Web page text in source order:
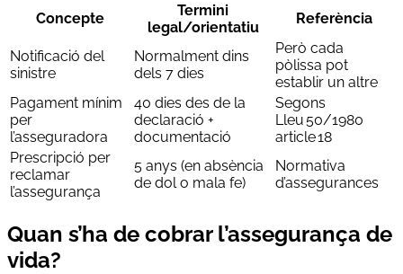
Concepte
Termini
legal/orientatiu
Referència
Notificació del
sinistre
Normalment dins
dels 7 dies
Però cada
pòlissa pot
establir un altre
Pagament mínim
per
l’asseguradora
40 dies des de la
declaració +
documentació
Segons
Lleu 50/1980
article 18
Prescripció per
reclamar
l’assegurança
5 anys (en absència
de dol o mala fe)
Normativa
d’assegurances
Quan s’ha de cobrar l’assegurança de
vida?